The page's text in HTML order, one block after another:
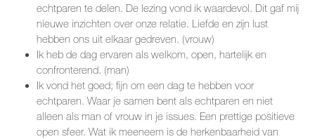
echtparen te delen. De lezing vond ik waardevol. Dit gaf mij
nieuwe inzichten over onze relatie. Liefde en zijn lust
hebben ons uit elkaar gedreven. (vrouw)
Ik heb de dag ervaren als welkom, open, hartelijk en
confronterend. (man)
Ik vond het goed; fijn om een dag te hebben voor
echtparen. Waar je samen bent als echtparen en niet
alleen als man of vrouw in je issues. Een prettige positieve
open sfeer. Wat ik meeneem is de herkenbaarheid van